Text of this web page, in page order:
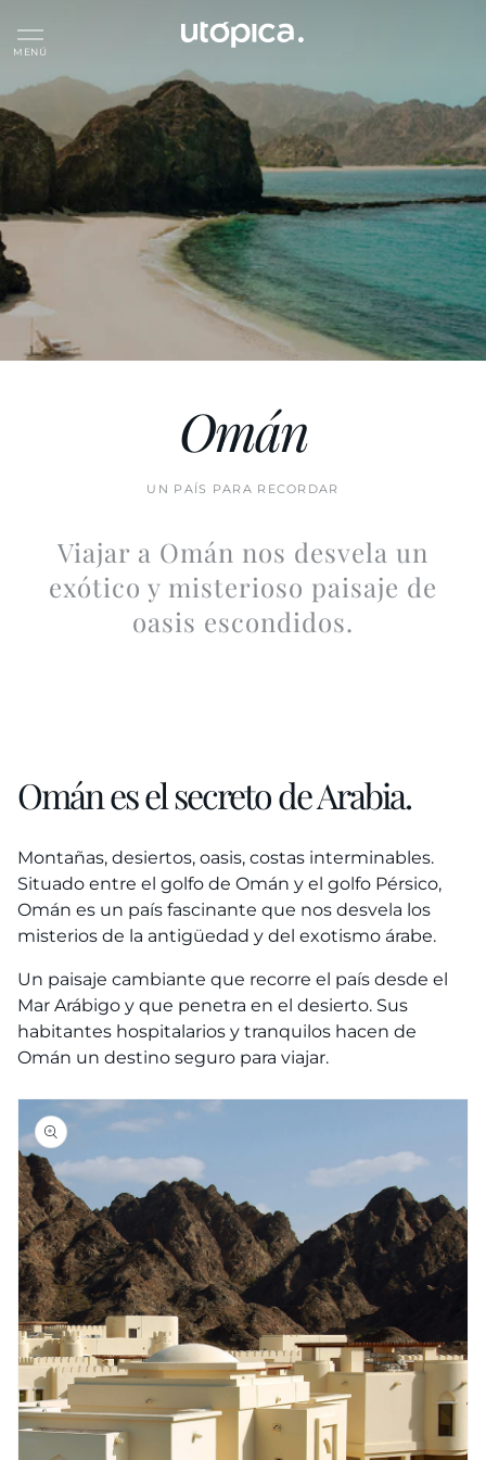
al contenido
Omán
UN PAÍS PARA RECORDAR
Viajar a Omán nos desvela un
exótico y misterioso paisaje de
oasis escondidos.
Omán es el secreto de Arabia.
Montañas, desiertos, oasis, costas interminables.
Situado entre el golfo de Omán y el golfo Pérsico,
Omán es un país fascinante que nos desvela los
misterios de la antigüedad y del exotismo árabe.
Un paisaje cambiante que recorre el país desde el
Mar Arábigo y que penetra en el desierto. Sus
habitantes hospitalarios y tranquilos hacen de
Omán un destino seguro para viajar.
directamente
a la
información
del producto
Abrir
elemento
multimedia
1